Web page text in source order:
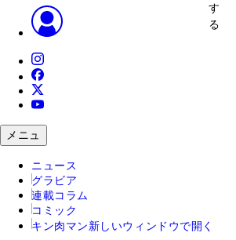
す
る
メニュ
ニュース
グラビア
連載コラム
コミック
キン肉マン 新しいウィンドウで開く